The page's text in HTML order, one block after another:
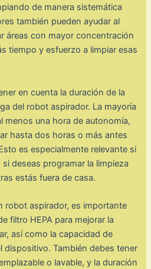
de manera sistemática
también pueden ayudar al
áreas con mayor concentración
tiempo y esfuerzo a limpiar esas
en cuenta la duración de la
del robot aspirador. La mayoría
menos una hora de autonomía,
hasta dos horas o más antes
es especialmente relevante si
deseas programar la limpieza
estás fuera de casa.
robot aspirador, es importante
filtro HEPA para mejorar la
así como la capacidad de
dispositivo. También debes tener
o lavable, y la duración